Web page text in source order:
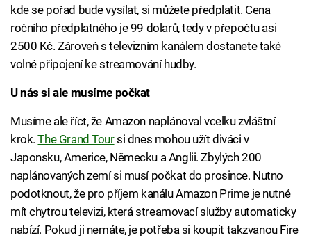
kde se pořad bude vysílat, si můžete předplatit. Cena
ročního předplatného je 99 dolarů, tedy v přepočtu asi
2500 Kč. Zároveň s televizním kanálem dostanete také
volné připojení ke streamování hudby.
U nás si ale musíme počkat
Musíme ale říct, že Amazon naplánoval vcelku zvláštní
krok.The Grand Toursi dnes mohou užít diváci v
Japonsku, Americe, Německu a Anglii. Zbylých 200
naplánovaných zemí si musí počkat do prosince. Nutno
podotknout, že pro příjem kanálu Amazon Prime je nutné
mít chytrou televizi, která streamovací služby automaticky
nabízí. Pokud ji nemáte, je potřeba si koupit takzvanou Fire